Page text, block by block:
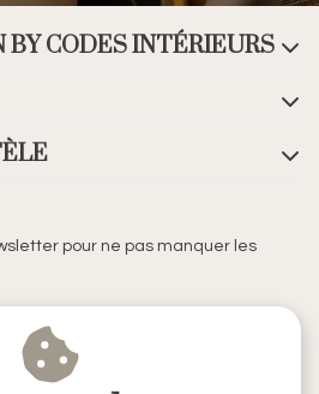
BY CODES INTÉRIEURS
pour ne pas manquer les